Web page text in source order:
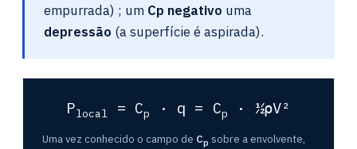
empurrada) ; um Cp negativo uma
depressão (a superfície é aspirada).
Plocal = Cp · q = Cp · ½ρV²
Uma vez conhecido o campo de Cp sobre a envolvente,